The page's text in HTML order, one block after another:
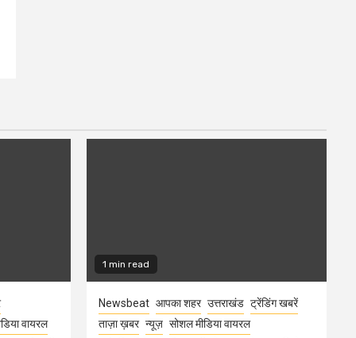
वायरल
1 min read
Newsbeat आपका शहर उत्तराखंड ट्रेंडिंग खबरें
ताज़ा ख़बर न्यूज़ सोशल मीडिया वायरल